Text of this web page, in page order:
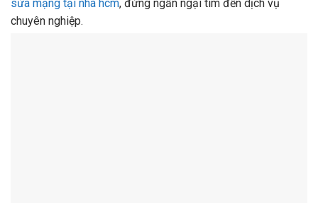
sửa mạng tại nhà hcm, đừng ngần ngại tìm đến dịch vụ
chuyên nghiệp.